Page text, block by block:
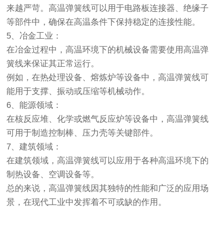
来越严苛。高温弹簧线可以用于电路板连接器、绝缘子
等部件中，确保在高温条件下保持稳定的连接性能。
5、冶金工业：
在冶金过程中，高温环境下的机械设备需要使用高温弹
簧线来保证其正常运行。
例如，在热处理设备、熔炼炉等设备中，高温弹簧线可
能用于支撑、振动或压缩等机械动作。
6、能源领域：
在核反应堆、化学或燃气反应炉等设备中，高温弹簧线
可用于制造控制棒、压力壳等关键部件。
7、建筑领域：
在建筑领域，高温弹簧线可以应用于各种高温环境下的
制热设备、空调设备等。
总的来说，高温弹簧线因其独特的性能和广泛的应用场
景，在现代工业中发挥着不可或缺的作用。